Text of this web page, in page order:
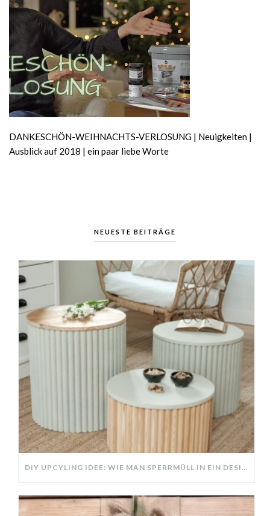
DANKESCHÖN-WEIHNACHTS-VERLOSUNG | Neuigkeiten |
Ausblick auf 2018 | ein paar liebe Worte
NEUESTE BEITRÄGE
DIY UPCYLING IDEE: WIE MAN SPERRMÜLL IN EIN DESIGNER TEIL VERWANDELT